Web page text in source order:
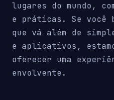
lugares do mundo,
e práticas. Se você
que vá além de
e aplicativos,
oferecer uma
envolvente.